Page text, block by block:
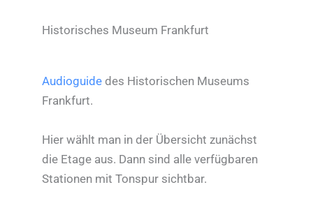
Historisches Museum Frankfurt
Audioguide des Historischen Museums
Frankfurt.
Hier wählt man in der Übersicht zunächst
die Etage aus. Dann sind alle verfügbaren
Stationen mit Tonspur sichtbar.